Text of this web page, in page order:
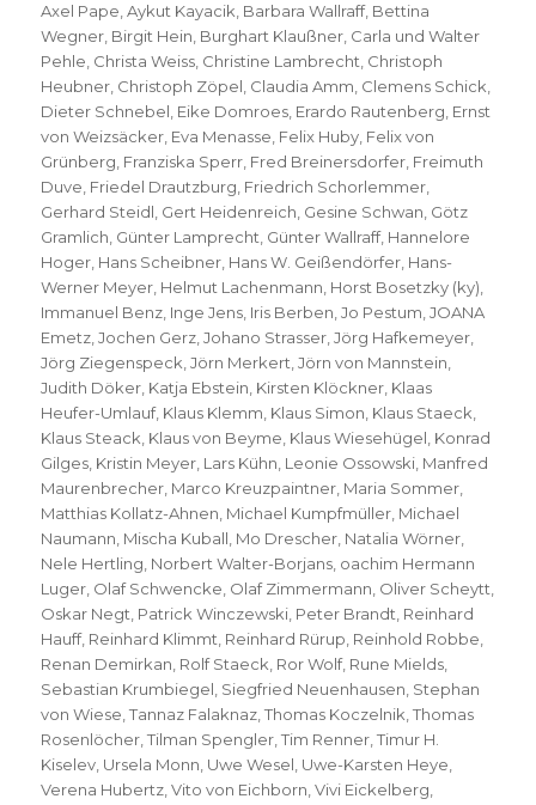
Axel Pape,Aykut Kayacik, Barbara Wallraff, Bettina
Wegner, Birgit Hein, Burghart Klaußner, Carla und Walter
Pehle, Christa Weiss, Christine Lambrecht, Christoph
Heubner, Christoph Zöpel, Claudia Amm, Clemens Schick,
Dieter Schnebel, Eike Domroes, Erardo Rautenberg, Ernst
von Weizsäcker, Eva Menasse, Felix Huby, Felix von
Grünberg, Franziska Sperr, Fred Breinersdorfer, Freimuth
Duve, Friedel Drautzburg, Friedrich Schorlemmer,
Gerhard Steidl, Gert Heidenreich, Gesine Schwan, Götz
Gramlich, Günter Lamprecht, Günter Wallraff, Hannelore
Hoger, Hans Scheibner, Hans W. Geißendörfer, Hans-
Werner Meyer, Helmut Lachenmann, Horst Bosetzky (ky),
Immanuel Benz, Inge Jens, Iris Berben,Jo Pestum,JOANA
Emetz,Jochen Gerz,Johano Strasser,Jörg Hafkemeyer,
Jörg Ziegenspeck,Jörn Merkert,Jörn von Mannstein,
Judith Döker, Katja Ebstein, Kirsten Klöckner, Klaas
Heufer-Umlauf, Klaus Klemm, Klaus Simon, Klaus Staeck,
Klaus Steack, Klaus von Beyme, Klaus Wiesehügel, Konrad
Gilges, Kristin Meyer, Lars Kühn, Leonie Ossowski, Manfred
Maurenbrecher, Marco Kreuzpaintner, Maria Sommer,
Matthias Kollatz-Ahnen, Michael Kumpfmüller, Michael
Naumann, Mischa Kuball, Mo Drescher, Natalia Wörner,
Nele Hertling, Norbert Walter-Borjans, oachim Hermann
Luger, Olaf Schwencke, Olaf Zimmermann, Oliver Scheytt,
Oskar Negt, Patrick Winczewski, Peter Brandt, Reinhard
Hauff, Reinhard Klimmt, Reinhard Rürup, Reinhold Robbe,
Renan Demirkan, Rolf Staeck, Ror Wolf, Rune Mields,
Sebastian Krumbiegel, Siegfried Neuenhausen, Stephan
von Wiese,Tannaz Falaknaz,Thomas Koczelnik,Thomas
Rosenlöcher,Tilman Spengler,Tim Renner,Timur H.
Kiselev, Ursela Monn, Uwe Wesel, Uwe-Karsten Heye,
Verena Hubertz,Vito von Eichborn,Vivi Eickelberg,